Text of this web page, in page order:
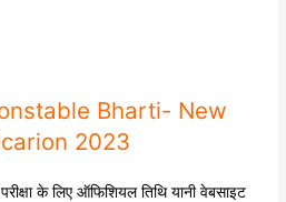
Bharti- New
2023
के लिए ऑफिशियल तिथि यानी वेबसाइट